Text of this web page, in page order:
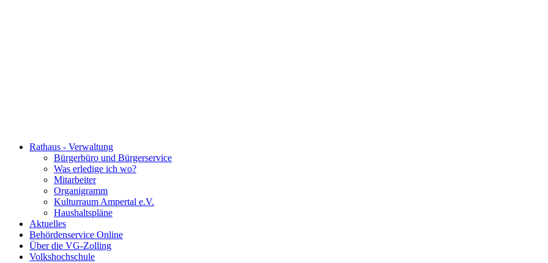
Rathaus - Verwaltung
Bürgerbüro und Bürgerservice
Was erledige ich wo?
Mitarbeiter
Organigramm
Kulturraum Ampertal e.V.
Haushaltspläne
Aktuelles
Behördenservice Online
Über die VG-Zolling
Volkshochschule